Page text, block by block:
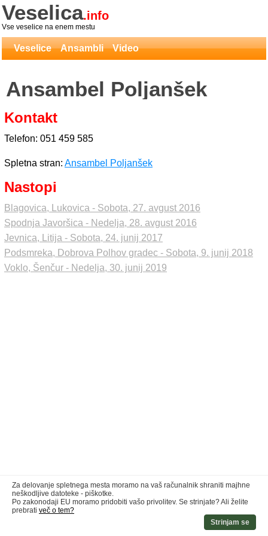
Veselica.info
Vse veselice na enem mestu
Veselice Ansambli Video
Ansambel Poljanšek
Kontakt
Telefon: 051 459 585
Spletna stran: Ansambel Poljanšek
Nastopi
Blagovica, Lukovica - Sobota, 27. avgust 2016
Spodnja Javoršica - Nedelja, 28. avgust 2016
Jevnica, Litija - Sobota, 24. junij 2017
Podsmreka, Dobrova Polhov gradec - Sobota, 9. junij 2018
Voklo, Šenčur - Nedelja, 30. junij 2019
Za delovanje spletnega mesta moramo na vaš računalnik shraniti majhne
neškodljive datoteke - piškotke.
Po zakonodaji EU moramo pridobiti vašo privolitev. Se strinjate? Ali želite
prebrati več o tem?
Strinjam se